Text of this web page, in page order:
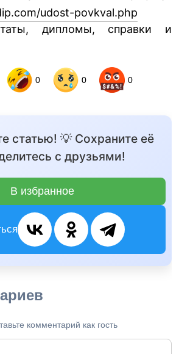
udost-povkval.php
дипломы, справки и
0 0 0
статью! 💡 Сохраните её
с друзьями!
В избранное
комментарий как гость